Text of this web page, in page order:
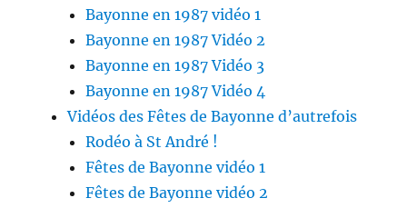
Bayonne en 1987 vidéo 1
Bayonne en 1987 Vidéo 2
Bayonne en 1987 Vidéo 3
Bayonne en 1987 Vidéo 4
Vidéos des Fêtes de Bayonne d’autrefois
Rodéo à St André !
Fêtes de Bayonne vidéo 1
Fêtes de Bayonne vidéo 2